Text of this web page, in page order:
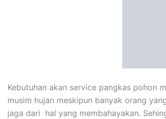
Kebutuhan akan service pangkas pohon
musim hujan meskipun banyak orang
jaga dari hal yang membahayakan.